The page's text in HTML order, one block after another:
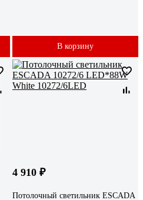
В корзину
4 910 ₽
Потолочный светильник ESCADA